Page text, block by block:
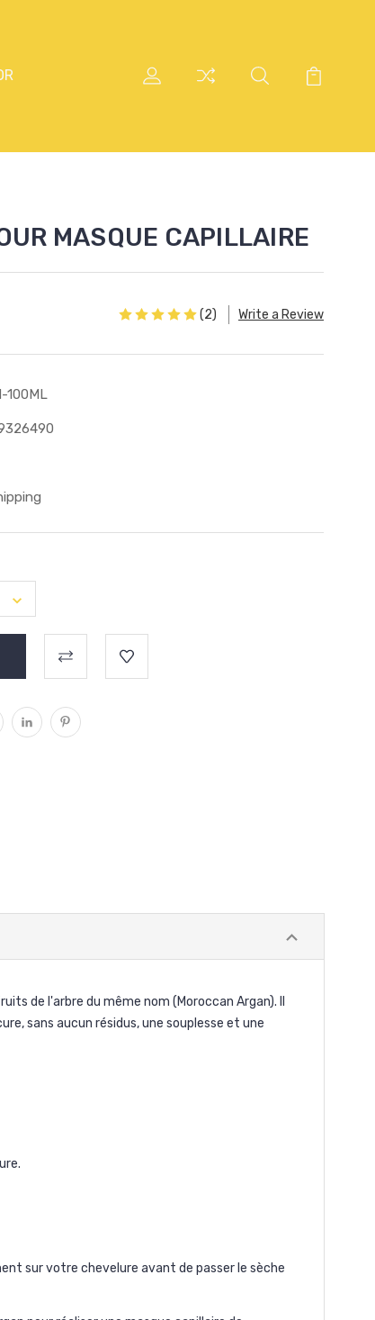
MASQUE CAPILLAIRE
(2) Write a Review
100ML
de l'arbre du même nom (Moroccan Argan). Il
sans aucun résidus, une souplesse et une
sur votre chevelure avant de passer le sèche